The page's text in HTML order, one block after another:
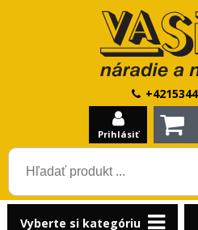
Prihlásiť
Vyberte si kategóriu